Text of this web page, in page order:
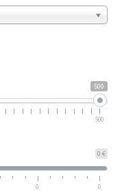
500
500
0 €
0 0